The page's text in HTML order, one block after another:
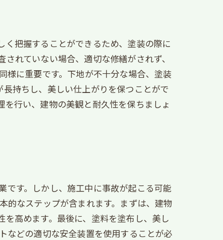
把握することができるため、塗装の際に
れていない場合、適切な修繕がされず、
様に重要です。下地が不十分な場合、塗装
持ちし、美しい仕上がりを保つことがで
行い、建物の美観と耐久性を保ちましょ
です。しかし、施工中に事故が起こる可能
的なステップが含まれます。まずは、建物
高めます。最後に、塗料を塗布し、美し
などの適切な安全装置を使用することが必